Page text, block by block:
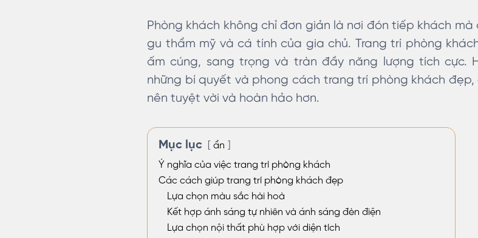
Phòng khách không chỉ đơn giản là nơi đón tiếp khách
gu thẩm mỹ và cá tính của gia chủ. Trang trí phòng
ấm cúng, sang trọng và tràn đầy năng lượng tích cực.
những bí quyết và phong cách trang trí phòng khách
nên tuyệt vời và hoàn hảo hơn.
Mục lục
ẩn
Ý nghĩa của việc trang trí phòng khách
Các cách giúp trang trí phòng khách đẹp
Lựa chọn màu sắc hài hoà
Kết hợp ánh sáng tự nhiên và ánh sáng đèn điện
Lựa chọn nội thất phù hợp với diện tích